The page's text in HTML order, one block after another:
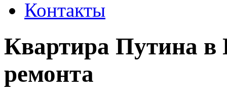
Контакты
Квартира Путина в
ремонта